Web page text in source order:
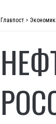
Главпост >